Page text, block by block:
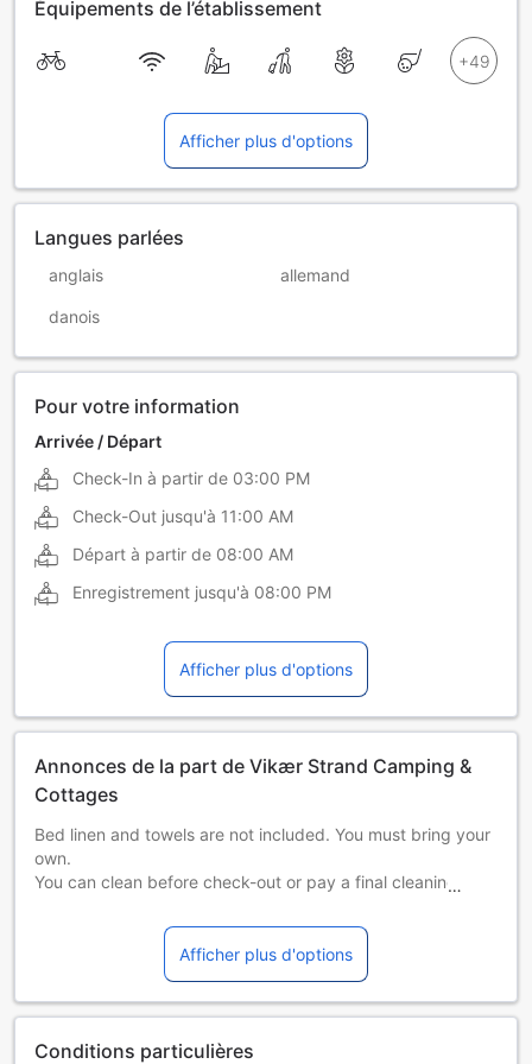
Équipements de l’établissement
Afficher plus d'options
Langues parlées
anglais allemand
danois
Pour votre information
Arrivée / Départ
Check-In à partir de 03:00 PM
Check-Out jusqu'à 11:00 AM
Départ à partir de 08:00 AM
Enregistrement jusqu'à 08:00 PM
Afficher plus d'options
Annonces de la part de Vikær Strand Camping &
Cottages
Bed linen and towels are not included. You must bring your
own.
You can clean before check-out or pay a final cleaning fee.
cleaning fee will be charged
Please be aware that check in between 20.00-22.00 is only
possible if beforehand agreed with the property and it is
not possible to have any arrivals after 22.00.Veuillez
informer l'établissement à l'avance de l'heure à laquelle
vous prévoyez d'arriver. Vous pouvez indiquer cette
Afficher plus d'options
Conditions particulières